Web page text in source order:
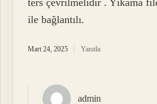
ile bağlantılı.
Mart 24, 2025 Yanıtla
admin